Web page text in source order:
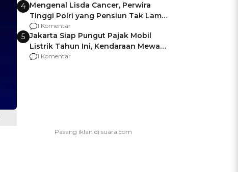
4 Mengenal Lisda Cancer, Perwira
Tinggi Polri yang Pensiun Tak Lama
Usai Jadi Brigjen
1 Komentar
5 Jakarta Siap Pungut Pajak Mobil
Listrik Tahun Ini, Kendaraan Mewah
Kena hingga 75% PKB
1 Komentar